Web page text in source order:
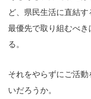
ど、県民生活に直結
最優先で取り組むべ
る。
それをやらずにご活
いだろうか。